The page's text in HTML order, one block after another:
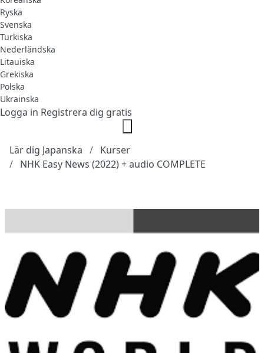
Ryska
Svenska
Turkiska
Nederländska
Litauiska
Grekiska
Polska
Ukrainska
Logga in Registrera dig gratis
Lär dig Japanska
Kurser
NHK Easy News (2022) + audio COMPLETE